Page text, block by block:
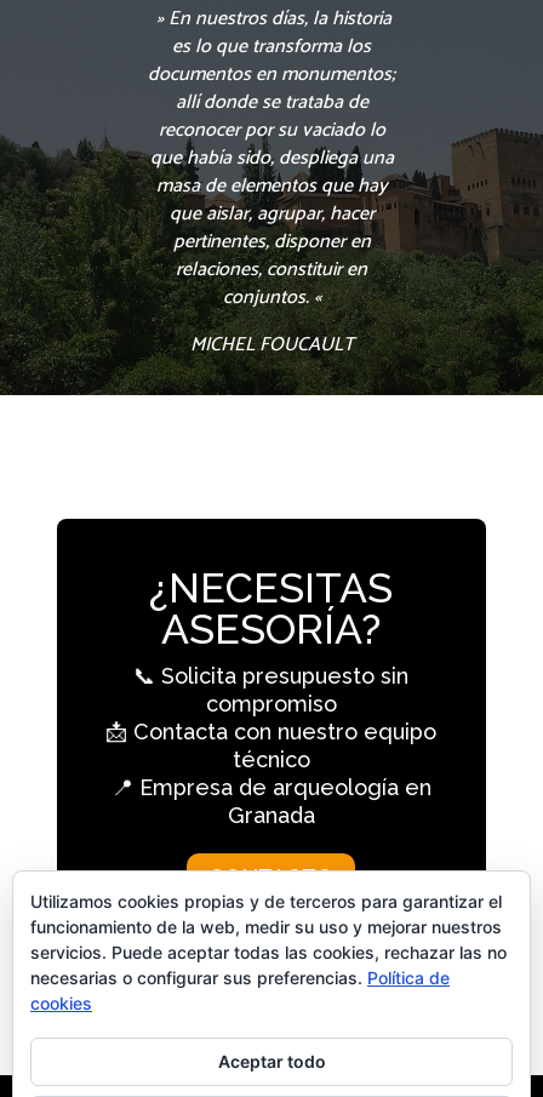
» En nuestros días, la historia
es lo que transforma los
documentos en monumentos;
allí donde se trataba de
reconocer por su vaciado lo
que había sido, despliega una
masa de elementos que hay
que aislar, agrupar, hacer
pertinentes, disponer en
relaciones, constituir en
conjuntos. «
MICHEL FOUCAULT
¿NECESITAS
ASESORÍA?
📞 Solicita presupuesto sin
compromiso
📩 Contacta con nuestro equipo
técnico
📍 Empresa de arqueología en
Granada
CONTACTO
Utilizamos cookies propias y de terceros para garantizar el
funcionamiento de la web, medir su uso y mejorar nuestros
servicios. Puede aceptar todas las cookies, rechazar las no
necesarias o configurar sus preferencias. Política de
cookies
Aceptar todo